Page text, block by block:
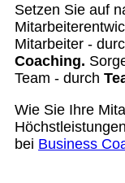
Setzen Sie auf
Mitarbeiter -
Coaching.
Team - durch
Wie Sie Ihre
bei Business